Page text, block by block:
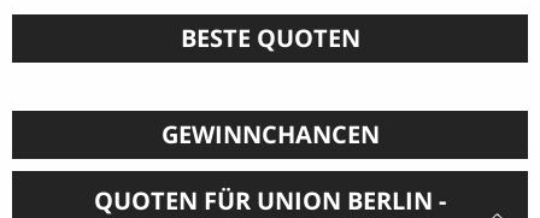
BESTE QUOTEN
GEWINNCHANCEN
QUOTEN FÜR UNION BERLIN -